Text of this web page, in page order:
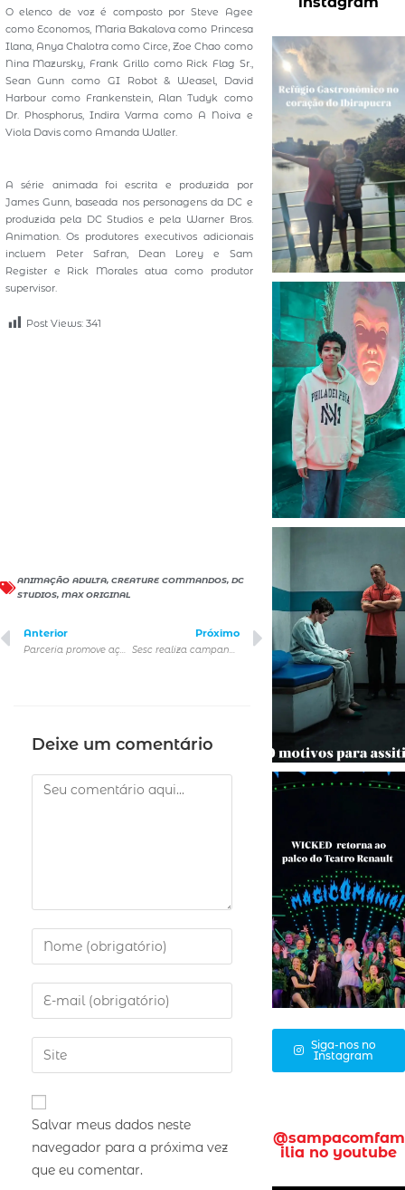
O elenco de voz é composto por Steve Agee
como Economos, Maria Bakalova como Princesa
Ilana, Anya Chalotra como Circe, Zoe Chao como
Nina Mazursky, Frank Grillo como Rick Flag Sr.,
Sean Gunn como GI Robot & Weasel, David
Harbour como Frankenstein, Alan Tudyk como
Dr. Phosphorus, Indira Varma como A Noiva e
Viola Davis como Amanda Waller.
A série animada foi escrita e produzida por
James Gunn, baseada nos personagens da DC e
produzida pela DC Studios e pela Warner Bros.
Animation. Os produtores executivos adicionais
incluem Peter Safran, Dean Lorey e Sam
Register e Rick Morales atua como produtor
supervisor.
Post Views: 341
ANIMAÇÃO ADULTA, CREATURE COMMANDOS, DC
STUDIOS, MAX ORIGINAL
Anterior Próximo
Deixe um comentário
Salvar meus dados neste
navegador para a próxima vez
que eu comentar.
Siga-nos no
Instagram
@sampacomfam
ilia no youtube